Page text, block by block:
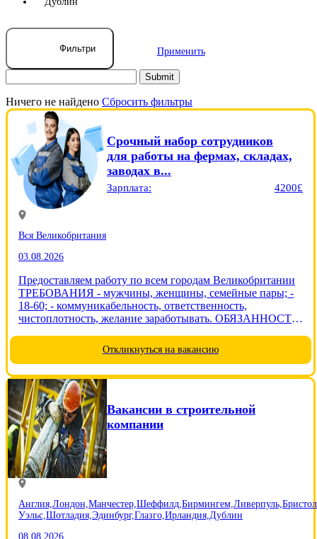
Фильтри Применить
Ничего не найдено Сбросить фильтры
Срочный набор сотрудников
для работы на фермах, складах,
заводах в...
Зарплата: 4200£
Вся Великобритания
03.08.2026
Предоставляем работу по всем городам Великобритании
ТРЕБОВАНИЯ - мужчины, женщины, семейные пары; -
18-60; - коммуникабельность, ответственность,
чистоплотность, желание заработывать. ОБЯЗАННОСТИ
договором - упаковка, сортировка, сканирование товара,
сбор урожая. Контроль...
Откликнуться на вакансию
Вакансии в строительной
компании
Англия, Лондон, Манчестер, Шеффилд, Бирмингем, Ливерпуль,
Уэльс, Шотладия, Эдинбург,Глазго, Ирландия, Дублин
08.08.2026